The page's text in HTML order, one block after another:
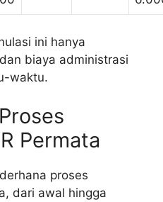
ini hanya
biaya administrasi
waktu.
Permata
proses
dari awal hingga